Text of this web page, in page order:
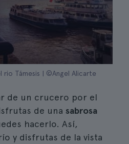
rio Támesis | ©Angel Alicarte
de un crucero por el
de una sabrosa
hacerlo. Así,
y disfrutas de la vista